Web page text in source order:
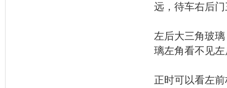
远，待车右后
左后大三角玻
璃左角看不见
正时可以看左